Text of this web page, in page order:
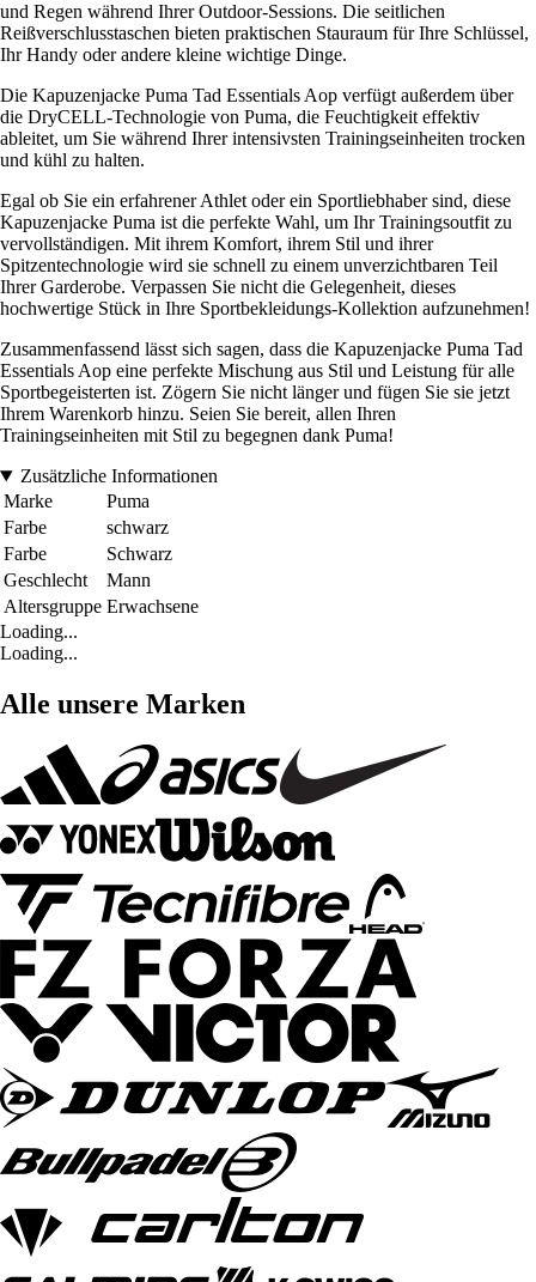
und Regen während Ihrer Outdoor-Sessions. Die seitlichen
Reißverschlusstaschen bieten praktischen Stauraum für Ihre Schlüssel,
Ihr Handy oder andere kleine wichtige Dinge.
Die Kapuzenjacke Puma Tad Essentials Aop verfügt außerdem über
die DryCELL-Technologie von Puma, die Feuchtigkeit effektiv
ableitet, um Sie während Ihrer intensivsten Trainingseinheiten trocken
und kühl zu halten.
Egal ob Sie ein erfahrener Athlet oder ein Sportliebhaber sind, diese
Kapuzenjacke Puma ist die perfekte Wahl, um Ihr Trainingsoutfit zu
vervollständigen. Mit ihrem Komfort, ihrem Stil und ihrer
Spitzentechnologie wird sie schnell zu einem unverzichtbaren Teil
Ihrer Garderobe. Verpassen Sie nicht die Gelegenheit, dieses
hochwertige Stück in Ihre Sportbekleidungs-Kollektion aufzunehmen!
Zusammenfassend lässt sich sagen, dass die Kapuzenjacke Puma Tad
Essentials Aop eine perfekte Mischung aus Stil und Leistung für alle
Sportbegeisterten ist. Zögern Sie nicht länger und fügen Sie sie jetzt
Ihrem Warenkorb hinzu. Seien Sie bereit, allen Ihren
Trainingseinheiten mit Stil zu begegnen dank Puma!
Zusätzliche Informationen
Marke
Puma
Farbe
schwarz
Farbe
Schwarz
Geschlecht
Mann
Altersgruppe Erwachsene
Loading...
Loading...
Alle unsere Marken